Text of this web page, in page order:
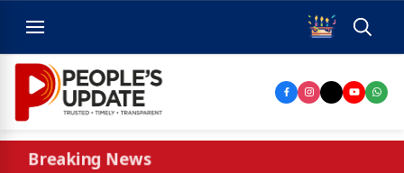
Breaking News